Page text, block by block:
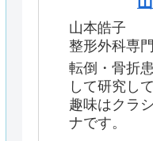
山本皓子
整形外科専
転倒・骨折
して研究し
趣味はクラ
ナです。